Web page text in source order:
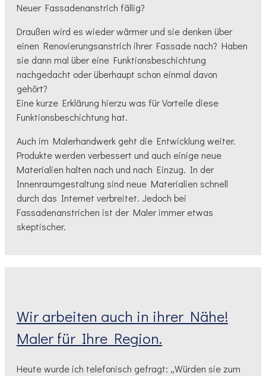
Neuer Fassadenanstrich fällig?
Draußen wird es wieder wärmer und sie denken über
einen Renovierungsanstrich ihrer Fassade nach? Haben
sie dann mal über eine Funktionsbeschichtung
nachgedacht oder überhaupt schon einmal davon
gehört?
Eine kurze Erklärung hierzu was für Vorteile diese
Funktionsbeschichtung hat.
Auch im Malerhandwerk geht die Entwicklung weiter.
Produkte werden verbessert und auch einige neue
Materialien halten nach und nach Einzug. In der
Innenraumgestaltung sind neue Materialien schnell
durch das Internet verbreitet. Jedoch bei
Fassadenanstrichen ist der Maler immer etwas
skeptischer.
Wir arbeiten auch in ihrer Nähe!
Maler für Ihre Region.
Heute wurde ich telefonisch gefragt: „Würden sie zum